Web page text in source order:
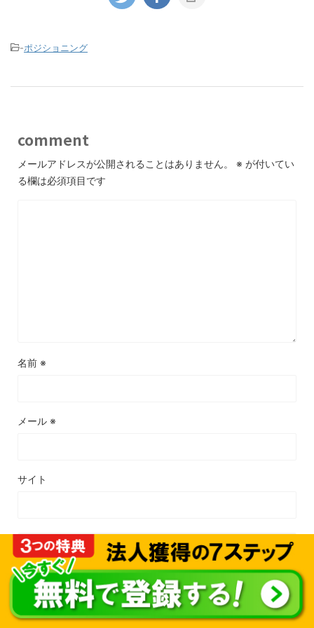
-ポジショニング
comment
メールアドレスが公開されることはありません。 ※ が付いてい
る欄は必須項目です
名前 ※
メール ※
サイト
関連記事